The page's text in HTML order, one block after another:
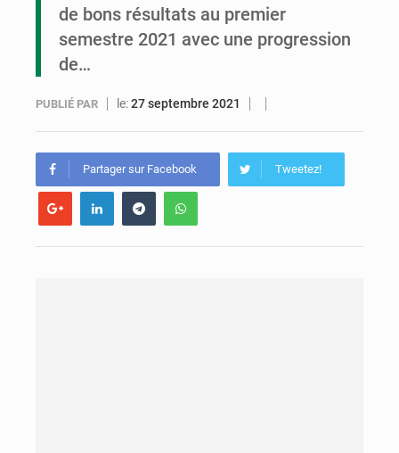
de bons résultats au premier
semestre 2021 avec une progression
de…
PUBLIÉ PAR le:27 septembre 2021
Partager sur Facebook Tweetez!